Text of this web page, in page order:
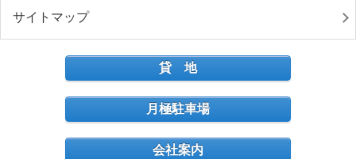
サイトマップ
貸 地
月極駐車場
会社案内